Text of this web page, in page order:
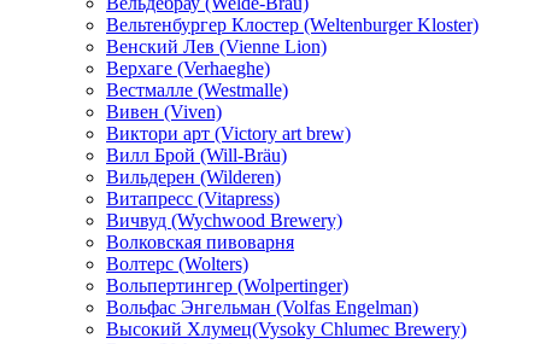
Вельтенбургер Клостер (Weltenburger Kloster)
Венский Лев (Vienne Lion)
Верхаге (Verhaeghe)
Вестмалле (Westmalle)
Вивен (Viven)
Виктори арт (Victory art brew)
Вилл Брой (Will-Bräu)
Вильдерен (Wilderen)
Витапресс (Vitapress)
Вичвуд (Wychwood Brewery)
Волковская пивоварня
Волтерс (Wolters)
Вольпертингер (Wolpertinger)
Вольфас Энгельман (Volfas Engelman)
Высокий Хлумец(Vysoky Chlumec Brewery)